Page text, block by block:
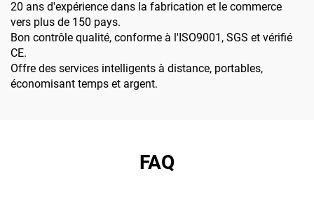
personnalisables en taille
20 ans d'expérience dans la fabrication et le commerce
vers plus de 150 pays.
Bon contrôle qualité, conforme à l'ISO9001, SGS et vérifié
CE.
Offre des services intelligents à distance, portables,
économisant temps et argent.
FAQ